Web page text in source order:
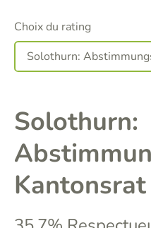
Choix du rating
Solothurn: